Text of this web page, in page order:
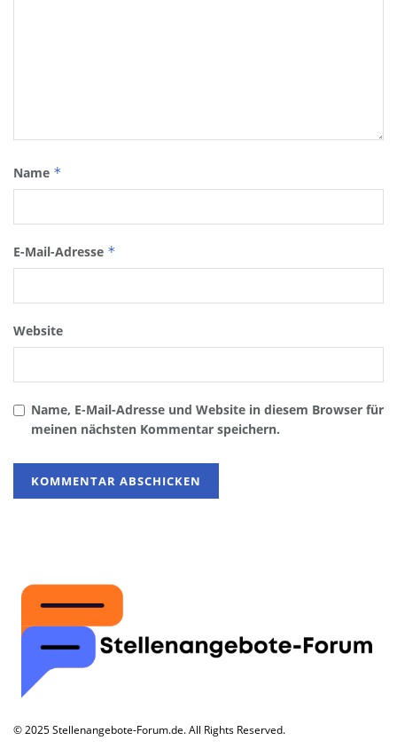
Name *
E-Mail-Adresse *
Website
Name, E-Mail-Adresse und Website in diesem Browser für
meinen nächsten Kommentar speichern.
© 2025 Stellenangebote-Forum.de. All Rights Reserved.